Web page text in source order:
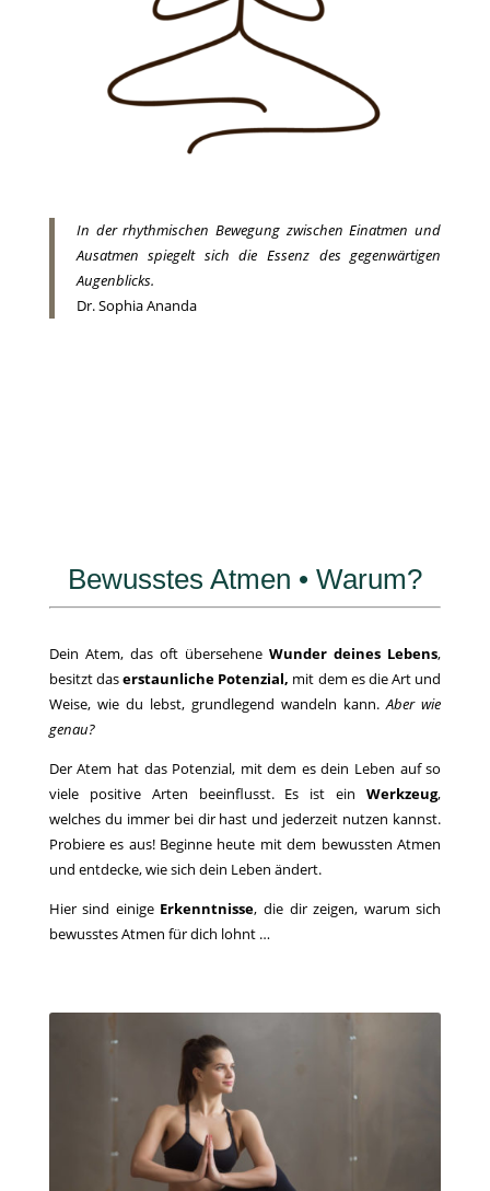
In der rhythmischen Bewegung zwischen Einatmen und
Ausatmen spiegelt sich die Essenz des gegenwärtigen
Augenblicks.
Dr. Sophia Ananda
Bewusstes Atmen • Warum?
Dein Atem, das oft überseheneWunder deines Lebens,
besitzt daserstaunliche Potenzial, mit dem es die Art und
Weise, wie du lebst, grundlegend wandeln kann.Aber wie
genau?
Der Atem hat das Potenzial, mit dem es dein Leben auf so
viele positive Arten beeinflusst. Es ist einWerkzeug,
welches du immer bei dir hast und jederzeit nutzen kannst.
Probiere es aus! Beginne heute mit dem bewussten Atmen
und entdecke, wie sich dein Leben ändert.
Hier sind einige Erkenntnisse, die dir zeigen, warum sich
bewusstes Atmen für dich lohnt …